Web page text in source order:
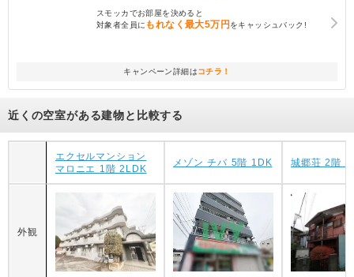
スモッカでお部屋を決めると
対象者全員に もれなく最大5万円をキャッシュバック!
キャンペーン詳細はコチラ！
近くの空室がある建物と比較する
エクセルマンション
マロニエ 1階 2LDK
メゾン チバ 5階 1DK 城郷荘 2階
外観